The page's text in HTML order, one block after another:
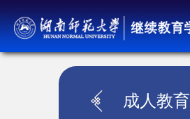
成人教育